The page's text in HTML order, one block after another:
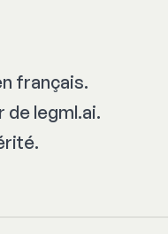
français.
de legml.ai.